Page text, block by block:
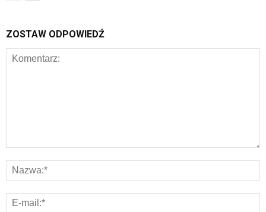
ZOSTAW ODPOWIEDŹ